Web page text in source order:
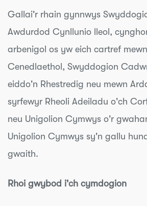
Gallai'r rhain gynnwys
Awdurdod Cynllunio lleol,
arbenigol os yw eich cartref
Cenedlaethol, Swyddogion
eiddo'n Rhestredig neu mewn
syrfewyr Rheoli Adeiladu o'ch
neu Unigolion Cymwys o'r
Unigolion Cymwys sy'n gallu
gwaith.
Rhoi gwybod i'ch cymdogion